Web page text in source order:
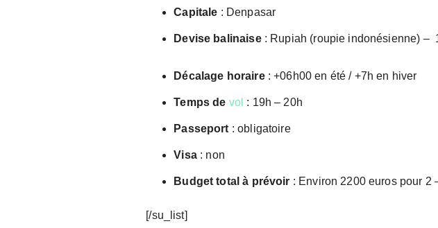
Capitale : Denpasar
Devise balinaise: Rupiah (roupie indonésienne) –
Décalage horaire: +06h00 en été / +7h en hiver
Temps de vol : 19h – 20h
Passeport : obligatoire
Visa: non
Budget total à prévoir : Environ 2200 euros pour 2
[/su_list]